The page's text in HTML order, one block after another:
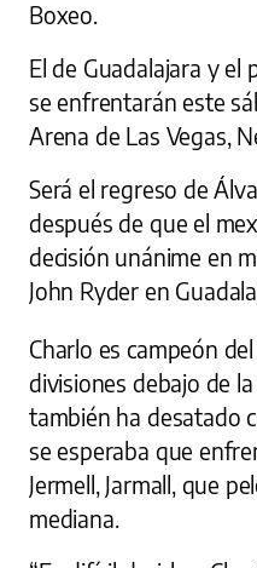
Boxeo.
El de Guadalajara y el
se enfrentarán este
Arena de Las Vegas,
Será el regreso de
después de que el
decisión unánime en
John Ryder en
Charlo es campeón
divisiones debajo de
también ha desatado
se esperaba que
Jermell, Jarmall, que
mediana.